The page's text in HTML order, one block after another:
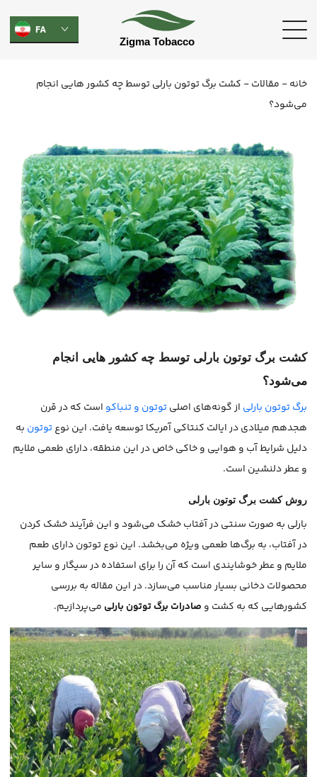
FA
خانه- مقالات- کشت برگ توتون بارلی توسط چه کشور هایی انجام
می‌شود؟
کشت برگ توتون بارلی توسط چه کشور هایی انجام
می‌شود؟
برگ توتون بارلی از گونه‌های اصلیتوتون و تنباکو است که در قرن
هجدهم میلادی در ایالت کنتاکی آمریکا توسعه یافت. این نوعتوتون به
دلیل شرایط آب و هوایی و خاکی خاص در این منطقه، دارای طعمی ملایم
و عطر دلنشین است.
روش کشت برگ توتون بارلی
بارلی به صورت سنتی در آفتاب خشک می‌شود و این فرآیند خشک کردن
در آفتاب، به برگ‌ها طعمی ویژه می‌بخشد. این نوع توتون دارای طعم
ملایم و عطر خوشایندی است که آن را برای استفاده در سیگار و سایر
محصولات دخانی بسیار مناسب می‌سازد. در این مقاله به بررسی
کشورهایی که به کشت و صادرات برگ توتون بارلی می‌پردازیم.